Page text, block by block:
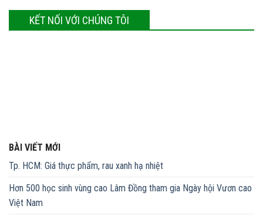
KẾT NỐI VỚI CHÚNG TÔI
BÀI VIẾT MỚI
Tp. HCM: Giá thực phẩm, rau xanh hạ nhiệt
Hơn 500 học sinh vùng cao Lâm Đồng tham gia Ngày hội Vươn cao
Việt Nam